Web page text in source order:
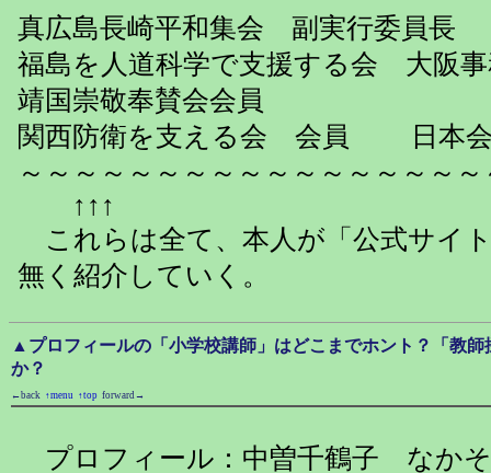
真広島長崎平和集会 副実行委員長
福島を人道科学で支援する会 大阪事
靖国崇敬奉賛会会員
関西防衛を支える会 会員 日本
～～～～～～～～～～～～～～～～
↑↑↑
これらは全て、本人が「公式サイ
無く紹介していく。
▲プロフィールの「小学校講師」はどこまでホント？「教師
か？
←back ↑menu ↑top forward→
プロフィール：中曽千鶴子 なか